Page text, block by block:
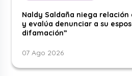
Naldy Saldaña niega relación
y evalúa denunciar a su
difamación”
07 Ago 2026